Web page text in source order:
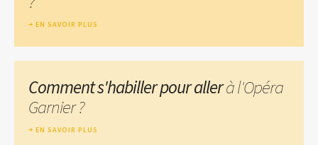
EN SAVOIR PLUS
Comment s'habiller pour allerà l'Opéra
Garnier ?
EN SAVOIR PLUS